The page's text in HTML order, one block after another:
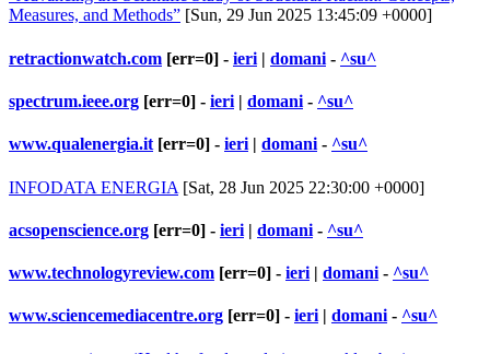
Measures, and Methods” [Sun, 29 Jun 2025 13:45:09 +0000]
retractionwatch.com [err=0] - ieri | domani - ^su^
spectrum.ieee.org [err=0] - ieri | domani - ^su^
www.qualenergia.it [err=0] - ieri | domani - ^su^
INFODATA ENERGIA [Sat, 28 Jun 2025 22:30:00 +0000]
acsopenscience.org [err=0] - ieri | domani - ^su^
www.technologyreview.com [err=0] - ieri | domani - ^su^
www.sciencemediacentre.org [err=0] - ieri | domani - ^su^